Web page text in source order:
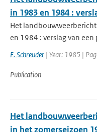
in 1983 en 1984 :
Het
en 1984 : verslag van een
E. Schreuder | Year: 1985 |
Publication
Het
in het zomerseizoen